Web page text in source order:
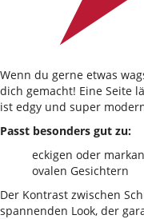
Wenn du gerne etwas
dich gemacht! Eine Seite
ist edgy und super
Passt besonders gut zu:
eckigen oder
ovalen Gesichtern
Der Kontrast zwischen
spannenden Look, der